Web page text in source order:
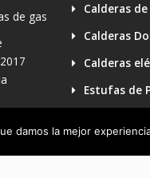
de gas
Calderas
Calderas
Calderas
Estufas de
damos la mejor